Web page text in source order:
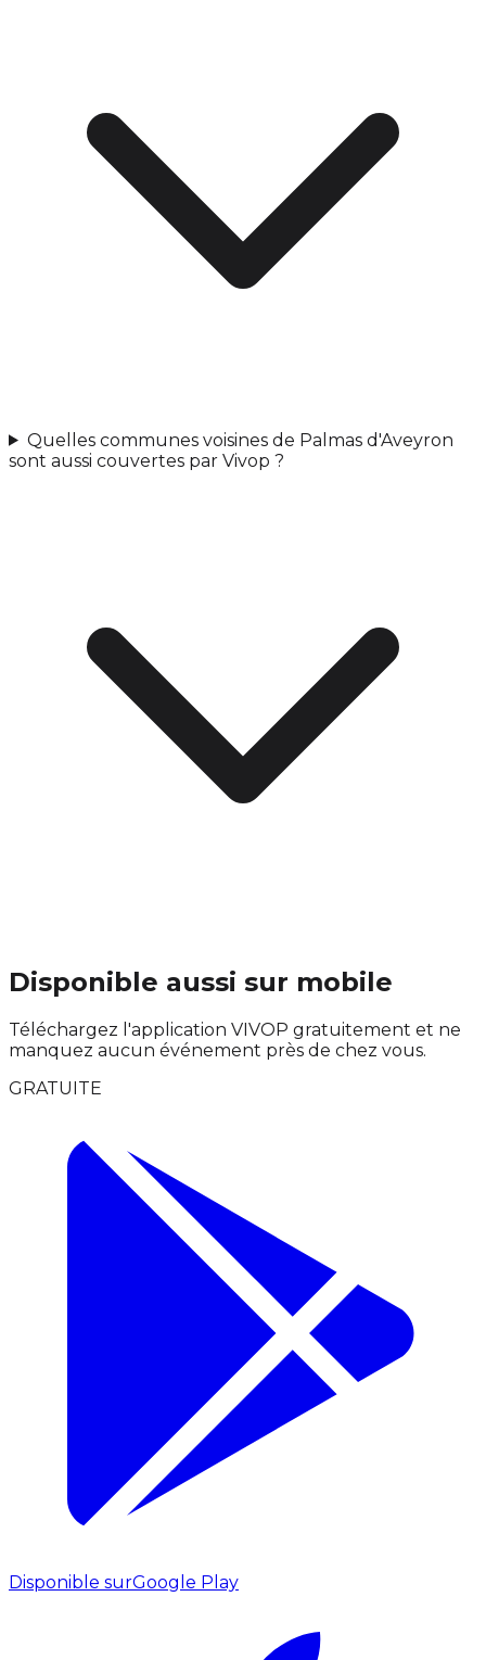
Quelles communes voisines de Palmas d'Aveyron
sont aussi couvertes par Vivop ?
Disponible aussi sur mobile
Téléchargez l'application VIVOP gratuitement et ne
manquez aucun événement près de chez vous.
GRATUITE
Disponible surGoogle Play